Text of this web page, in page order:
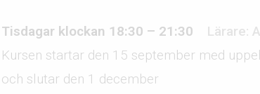
Tisdagar klockan 18:30 – 21:30
Lärare:
Kursen startar den 15 september med
och slutar den 1 december